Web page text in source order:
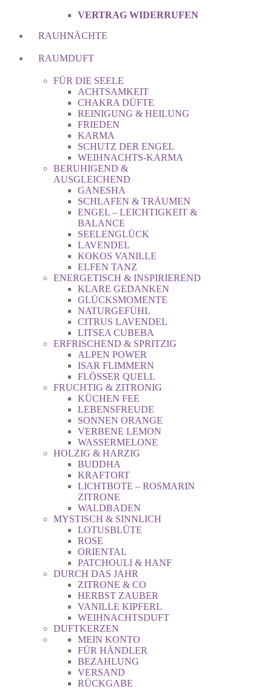
VERTRAG WIDERRUFEN
RAUHNÄCHTE
RAUMDUFT
FÜR DIE SEELE
ACHTSAMKEIT
CHAKRA DÜFTE
REINIGUNG & HEILUNG
FRIEDEN
KARMA
SCHUTZ DER ENGEL
WEIHNACHTS-KARMA
BERUHIGEND &
AUSGLEICHEND
GANESHA
SCHLAFEN & TRÄUMEN
ENGEL – LEICHTIGKEIT &
BALANCE
SEELENGLÜCK
LAVENDEL
KOKOS VANILLE
ELFEN TANZ
ENERGETISCH & INSPIRIEREND
KLARE GEDANKEN
GLÜCKSMOMENTE
NATURGEFÜHL
CITRUS LAVENDEL
LITSEA CUBEBA
ERFRISCHEND & SPRITZIG
ALPEN POWER
ISAR FLIMMERN
FLÖSSER QUELL
FRUCHTIG & ZITRONIG
KÜCHEN FEE
LEBENSFREUDE
SONNEN ORANGE
VERBENE LEMON
WASSERMELONE
HOLZIG & HARZIG
BUDDHA
KRAFTORT
LICHTBOTE – ROSMARIN
ZITRONE
WALDBADEN
MYSTISCH & SINNLICH
LOTUSBLÜTE
ROSE
ORIENTAL
PATCHOULI & HANF
DURCH DAS JAHR
ZITRONE & CO
HERBST ZAUBER
VANILLE KIPFERL
WEIHNACHTSDUFT
DUFTKERZEN
MEIN KONTO
FÜR HÄNDLER
BEZAHLUNG
VERSAND
RÜCKGABE